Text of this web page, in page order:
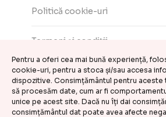
Pentru a oferi cea mai bună experiență,
cookie-uri, pentru a stoca și/sau accesa
dispozitive. Consimțământul pentru
să procesăm date, cum ar fi
unice pe acest site. Dacă nu îți dai
consimțământul dat poate avea afecte
Politică cookie-uri
Termeni și condiții
Contact
ANPC